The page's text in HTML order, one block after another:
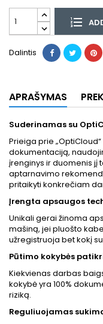
Dalintis
APRAŠYMAS
Suderinamas su
Prieiga prie
dokumentaciją,
įrenginys ir duomenis jį
aptarnavimo
pritaikyti konkrečiam
Įrengta apsaugos
Unikali gerai žinoma
mašiną, jei pluošto
užregistruoja bet kokį
Pūtimo kokybės
Kiekvienas darbas
kokybė yra 100%
riziką.
Reguliuojamas